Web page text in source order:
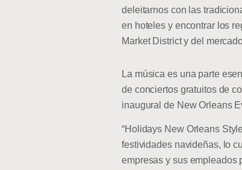
deleitarnos con las
en hoteles y encontrar los
Market District y del
La música es una parte
de conciertos gratuitos de
inaugural de New Orleans
“Holidays New Orleans
festividades navideñas, lo
empresas y sus empleados